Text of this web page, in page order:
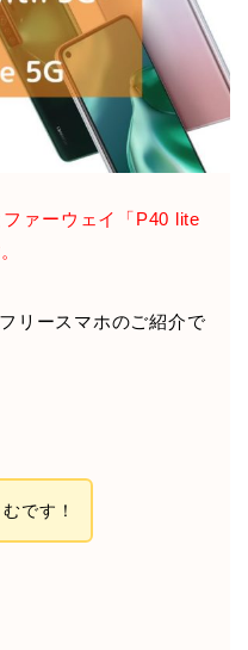
ァーウェイ「P40 lite
リースマホのご紹介で
です！